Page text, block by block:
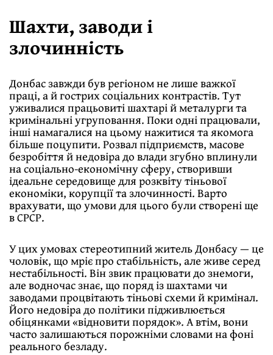
Шахти, заводи і
злочинність
Донбас завжди був регіоном не лише важкої
праці, а й гострих соціальних контрастів. Тут
уживалися працьовиті шахтарі й металурги та
кримінальні угруповання. Поки одні працювали,
інші намагалися на цьому нажитися та якомога
більше поцупити. Розвал підприємств, масове
безробіття й недовіра до влади згубно вплинули
на соціально-економічну сферу, створивши
ідеальне середовище для розквіту тіньової
економіки, корупції та злочинності. Варто
врахувати, що умови для цього були створені ще
в СРСР.
У цих умовах стереотипний житель Донбасу — це
чоловік, що мріє про стабільність, але живе серед
нестабільності. Він звик працювати до знемоги,
але водночас знає, що поряд із шахтами чи
заводами процвітають тіньові схеми й кримінал.
Його недовіра до політики підживлюється
обіцянками «відновити порядок». А втім, вони
часто залишаються порожніми словами на фоні
реального безладу.